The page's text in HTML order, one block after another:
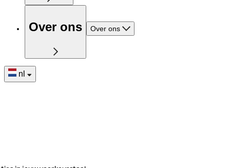
Over ons Over ons
nl